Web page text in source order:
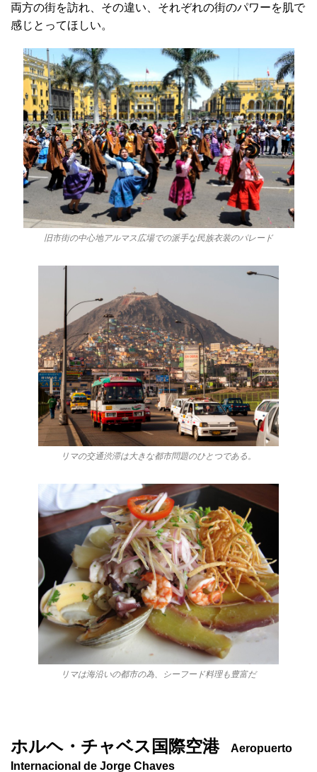
両方の街を訪れ、その違い、それぞれの街のパワーを肌で
感じとってほしい。
旧市街の中心地アルマス広場での派手な民族衣装のパレード
リマの交通渋滞は大きな都市問題のひとつである。
リマは海沿いの都市の為、シーフード料理も豊富だ
ホルヘ・チャベス国際空港Aeropuerto
Internacional de Jorge Chaves